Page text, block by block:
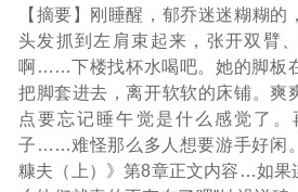
【摘要】刚睡醒，郁乔迷迷糊糊
头发抓到左肩束起来，张开双臂
啊……下楼找杯水喝吧。她的脚板
把脚套进去，离开软软的床铺。爽
点要忘记睡午觉是什么感觉了
子……难怪那么多人想要游手好闲
糠夫（上）》第8章正文内容…如果